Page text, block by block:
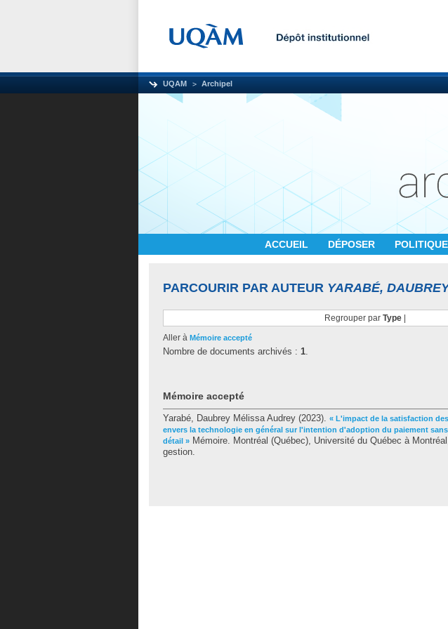
UQAM Archipel
ACCUEIL DÉPOSER
PARCOURIR PAR AUTEUR YARABÉ,
Regrouper par Type|
Aller à Mémoire accepté
Nombre de documents archivés : 1.
Mémoire accepté
Yarabé, Daubrey Mélissa Audrey (2023). « L'impact de la satisfaction
envers la technologie en général sur l'intention d'adoption du paiement
détail » Mémoire. Montréal (Québec), Université du Québec à
gestion.